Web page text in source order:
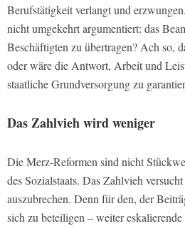
Berufstätigkeit verlangt und
nicht umgekehrt argumentiert: das
Beschäftigten zu übertragen? Ach so,
oder wäre die Antwort, Arbeit und
staatliche Grundversorgung zu
Das Zahlvieh wird weniger
Die Merz-Reformen sind nicht
des Sozialstaats. Das Zahlvieh
auszubrechen. Denn für den, der
sich zu beteiligen – weiter